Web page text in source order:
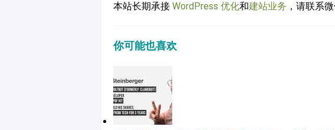
本站长期承接 WordPress 优化和建站业务 ，请联系
你可能也喜欢